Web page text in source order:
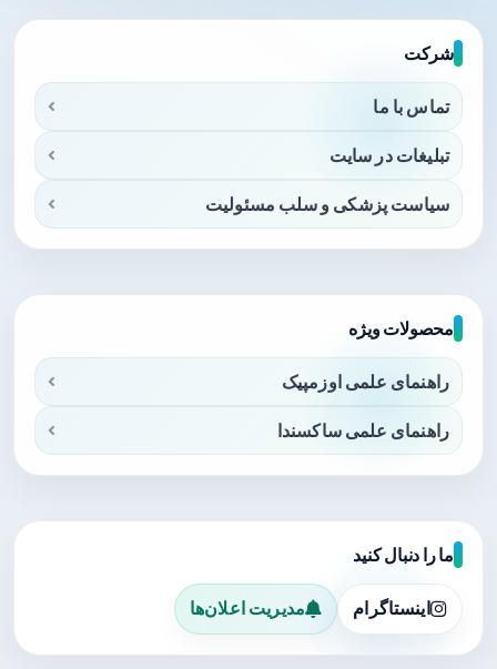
شرکت
تماس با ما
تبلیغات در سایت
سیاست پزشکی و سلب مسئولیت
محصولات ویژه
راهنمای علمی اوزمپیک
راهنمای علمی ساکسندا
ما را دنبال کنید
اینستاگرام مدیریت اعلان‌ها